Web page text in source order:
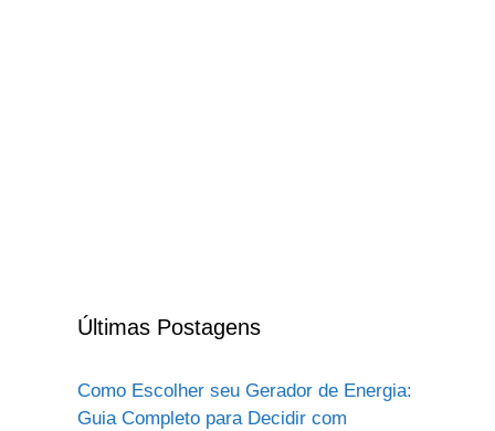
Últimas Postagens
Como Escolher seu Gerador de Energia:
Guia Completo para Decidir com